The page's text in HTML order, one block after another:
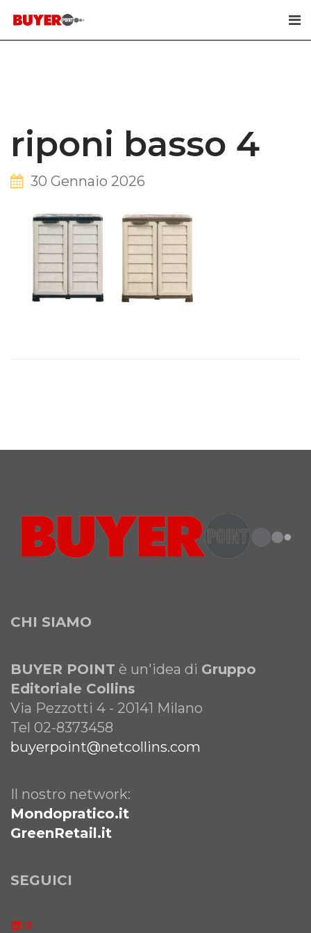
to
riponi basso 4
30 Gennaio 2026
CHI SIAMO
BUYER POINT è un'idea di Gruppo
Editoriale Collins
Via Pezzotti 4 - 20141 Milano
Tel 02-8373458
buyerpoint@netcollins.com
Il nostro network:
Mondopratico.it
GreenRetail.it
SEGUICI